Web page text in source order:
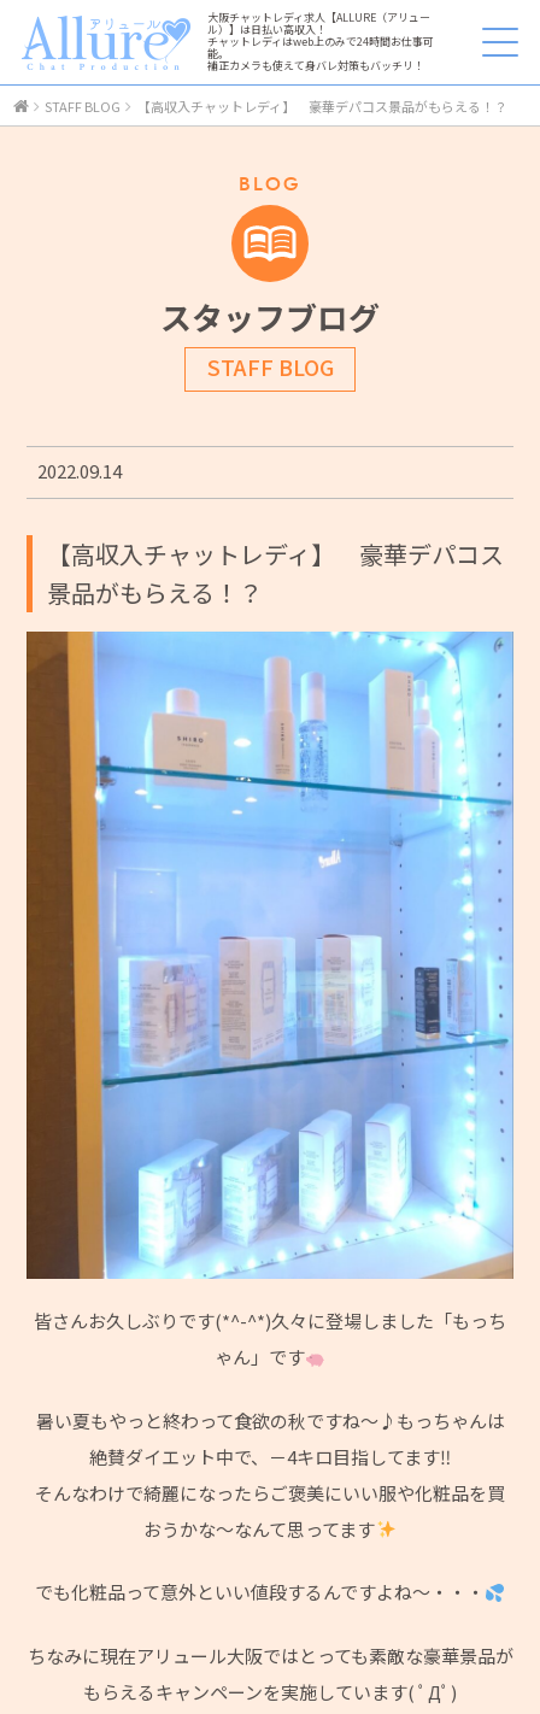
大阪チャットレディ求人【ALLURE（アリュー
ル）】は日払い高収入！
チャットレディはweb上のみで24時間お仕事可
能。
補正カメラも使えて身バレ対策もバッチリ！
STAFF BLOG 【高収入チャットレディ】 豪華デパコス景品がもらえる！？
BLOG
スタッフブログ
STAFF BLOG
2022.09.14
【高収入チャットレディ】 豪華デパコス
景品がもらえる！？
皆さんお久しぶりです(*^-^*)久々に登場しました「もっち
ゃん」です
暑い夏もやっと終わって食欲の秋ですね～♪もっちゃんは
絶賛ダイエット中で、－4キロ目指してます‼
そんなわけで綺麗になったらご褒美にいい服や化粧品を買
おうかな～なんて思ってます
でも化粧品って意外といい値段するんですよね～・・・
ちなみに現在アリュール大阪ではとっても素敵な豪華景品が
もらえるキャンペーンを実施しています( ﾟДﾟ)